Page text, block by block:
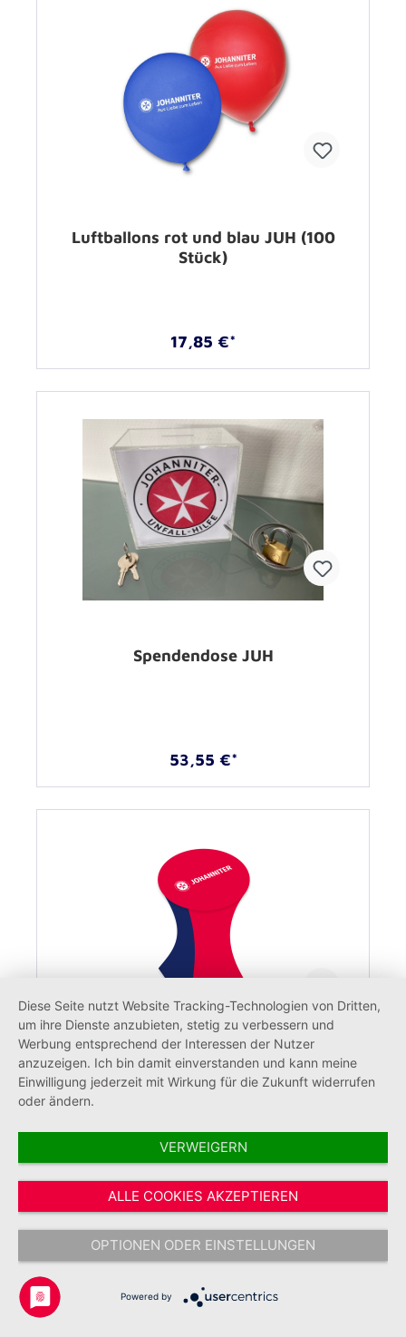
Luftballons rot und blau JUH (100
Stück)
17,85 €*
Spendendose JUH
53,55 €*
Tischhusse für Stehtisch "JUH"
98,00 €*
Diese Seite nutzt Website Tracking-Technologien von Dritten,
um ihre Dienste anzubieten, stetig zu verbessern und
Werbung entsprechend der Interessen der Nutzer
anzuzeigen. Ich bin damit einverstanden und kann meine
Einwilligung jederzeit mit Wirkung für die Zukunft widerrufen
oder ändern.
VERWEIGERN
ALLE COOKIES AKZEPTIEREN
OPTIONEN ODER EINSTELLUNGEN
Powered by